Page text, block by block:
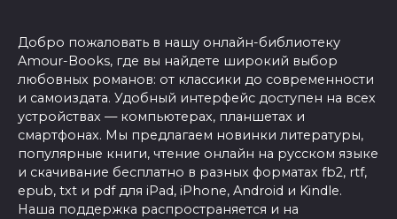
Добро пожаловать в нашу онлайн-библиотеку
Amour-Books, где вы найдете широкий выбор
любовных романов: от классики до современности
и самоиздата. Удобный интерфейс доступен на всех
устройствах — компьютерах, планшетах и
смартфонах. Мы предлагаем новинки литературы,
популярные книги, чтение онлайн на русском языке
и скачивание бесплатно в разных форматах fb2, rtf,
epub, txt и pdf для iPad, iPhone, Android и Kindle.
Наша поддержка распространяется и на